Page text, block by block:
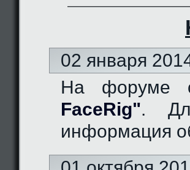
02 января
На форуме
FaceRig".
информация